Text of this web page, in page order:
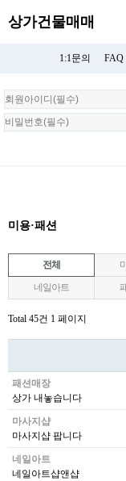
상가건물매매
1:1문의 FAQ
회
원
로
미용·패션
전체
네일아트
Total 45건 1 페이지
패션매장
상가 내놓습니다
마사지샵
마사지샵 팝니다
네일아트
네일아트샵앤샵